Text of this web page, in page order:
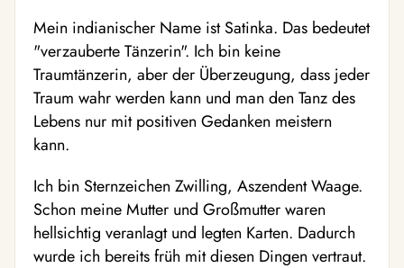
Mein indianischer Name ist Satinka. Das bedeutet
"verzauberte Tänzerin". Ich bin keine
Traumtänzerin, aber der Überzeugung, dass jeder
Traum wahr werden kann und man den Tanz des
Lebens nur mit positiven Gedanken meistern
kann.
Ich bin Sternzeichen Zwilling, Aszendent Waage.
Schon meine Mutter und Großmutter waren
hellsichtig veranlagt und legten Karten. Dadurch
wurde ich bereits früh mit diesen Dingen vertraut.